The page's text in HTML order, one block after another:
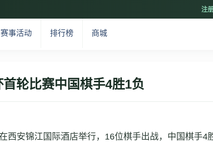
注
赛事活动 排行榜 商城
轮比赛中国棋手4胜1负
西安锦江国际酒店举行，16位棋手出战，中国棋手4